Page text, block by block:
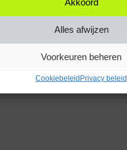
Akkoord
Alles afwijzen
Voorkeuren beheren
CookiebeleidPrivacy beleid
termijn